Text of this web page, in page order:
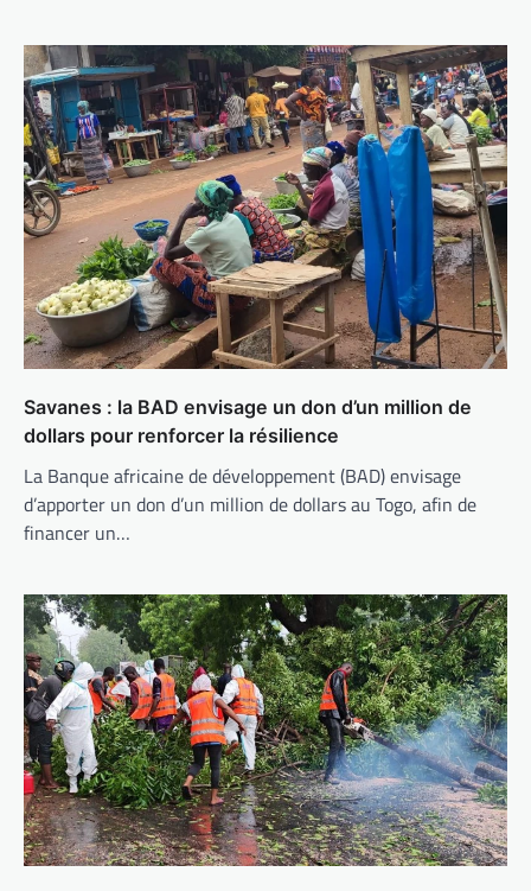
Savanes : la BAD envisage un don d’un million de
dollars pour renforcer la résilience
La Banque africaine de développement (BAD) envisage
d’apporter un don d’un million de dollars au Togo, afin de
financer un…